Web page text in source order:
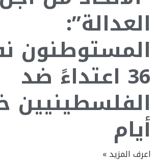
العدالة”:
المستوطنون
36 اعتداءً ضد
أيام
اعرف المزيد »